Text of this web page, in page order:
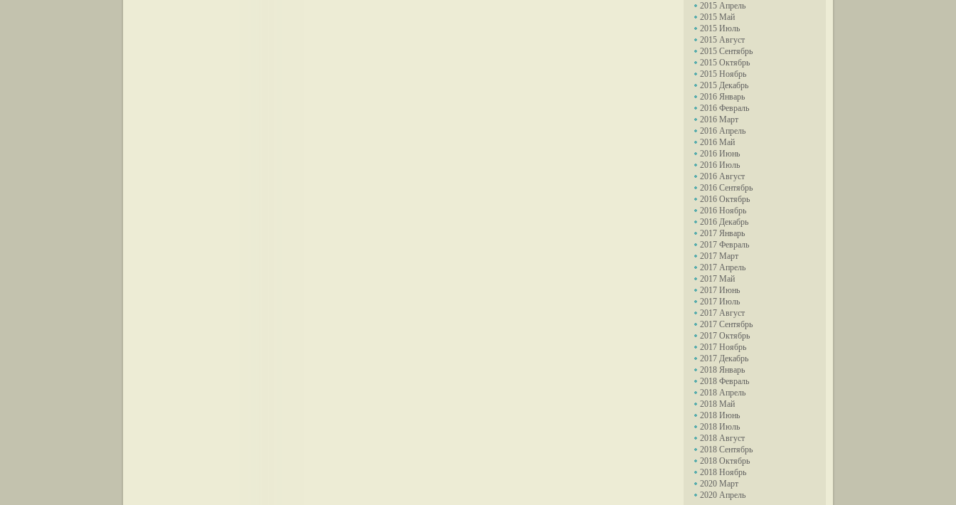
2015 Апрель
2015 Май
2015 Июль
2015 Август
2015 Сентябрь
2015 Октябрь
2015 Ноябрь
2015 Декабрь
2016 Январь
2016 Февраль
2016 Март
2016 Апрель
2016 Май
2016 Июнь
2016 Июль
2016 Август
2016 Сентябрь
2016 Октябрь
2016 Ноябрь
2016 Декабрь
2017 Январь
2017 Февраль
2017 Март
2017 Апрель
2017 Май
2017 Июнь
2017 Июль
2017 Август
2017 Сентябрь
2017 Октябрь
2017 Ноябрь
2017 Декабрь
2018 Январь
2018 Февраль
2018 Апрель
2018 Май
2018 Июнь
2018 Июль
2018 Август
2018 Сентябрь
2018 Октябрь
2018 Ноябрь
2020 Март
2020 Апрель